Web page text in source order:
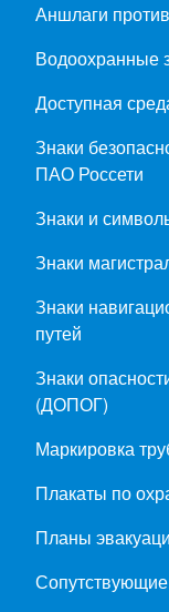
Аншлаги
Водоохранные
Доступная
Знаки
ПАО Россети
Знаки и
Знаки
Знаки
путей
Знаки
(ДОПОГ)
Маркировка
Плакаты по
Планы